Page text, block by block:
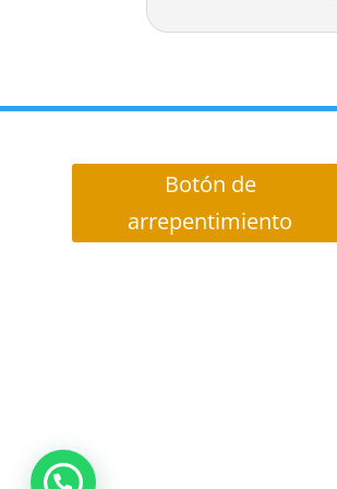
Botón de
arrepentimiento